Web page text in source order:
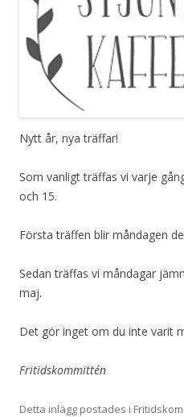
Nytt år, nya träffar!
Som vanligt träffas vi varje
och 15.
Första träffen blir måndagen
Sedan träffas vi måndagar
maj.
Det gör inget om du inte varit
Fritidskommittén
Detta inlägg postades i